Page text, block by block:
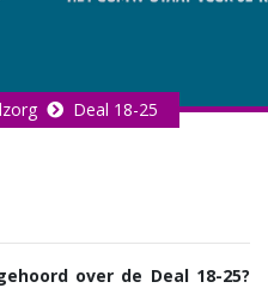
Deal 18-25
over de Deal 18-25?